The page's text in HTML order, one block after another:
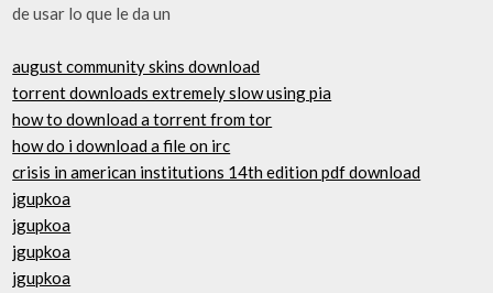
de usar lo que le da un
august community skins download
torrent downloads extremely slow using pia
how to download a torrent from tor
how do i download a file on irc
crisis in american institutions 14th edition pdf download
jgupkoa
jgupkoa
jgupkoa
jgupkoa